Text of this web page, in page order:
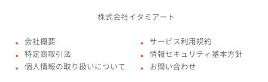
株式会社イタミアート
● 会社概要
● 特定商取引法
● 個人情報の取り扱いについて
● サービス利用規約
● 情報セキュリティ基本方針
● お問い合わせ